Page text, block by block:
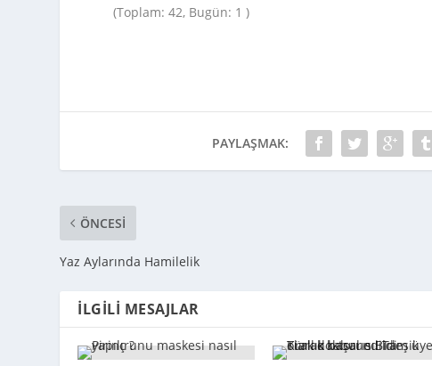
(Toplam: 42, Bugün: 1 )
PAYLAŞMAK:
ÖNCESI
Yaz Aylarında Hamilelik
İLGILI MESAJLAR